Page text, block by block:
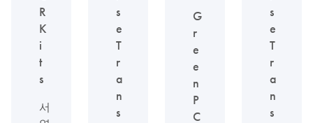
R
K
i
t
s
서
s
e
T
r
a
n
s
G
r
e
e
n
P
C
s
e
T
r
a
n
s